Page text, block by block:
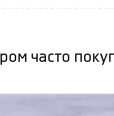
часто